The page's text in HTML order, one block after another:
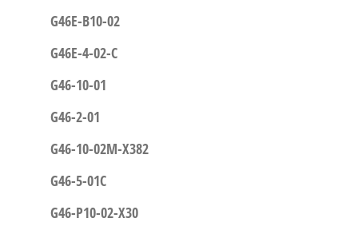
G46E-B10-02
G46E-4-02-C
G46-10-01
G46-2-01
G46-10-02M-X382
G46-5-01C
G46-P10-02-X30